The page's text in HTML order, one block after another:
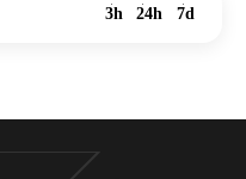
3h 24h 7d